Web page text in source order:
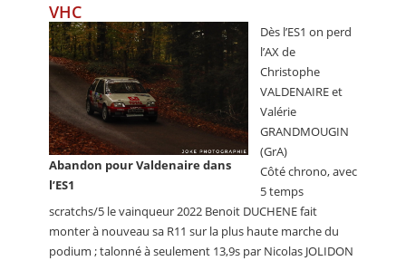
VHC
Abandon pour Valdenaire dans
l’ES1
Dès l’ES1 on perd
l’AX de
Christophe
VALDENAIRE et
Valérie
GRANDMOUGIN
(GrA)
Côté chrono, avec
5 temps
scratchs/5 le vainqueur 2022 Benoit DUCHENE fait
monter à nouveau sa R11 sur la plus haute marche du
podium ; talonné à seulement 13,9s par Nicolas JOLIDON